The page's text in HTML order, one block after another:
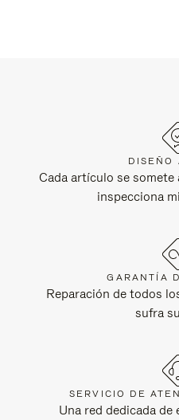
DISEÑO
Cada artículo se somete
inspecciona
GARANTÍA
Reparación de todos
sufra
SERVICIO DE
Una red dedicada